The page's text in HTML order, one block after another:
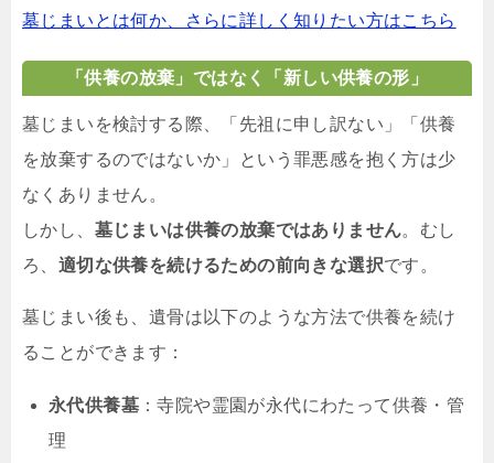
墓じまいとは何か、さらに詳しく知りたい方はこちら
「供養の放棄」ではなく「新しい供養の形」
墓じまいを検討する際、「先祖に申し訳ない」「供養
を放棄するのではないか」という罪悪感を抱く方は少
なくありません。
しかし、 墓じまいは供養の放棄ではありません。むし
ろ、 適切な供養を続けるための前向きな選択です。
墓じまい後も、遺骨は以下のような方法で供養を続け
ることができます：
永代供養墓 ：寺院や霊園が永代にわたって供養・管
理